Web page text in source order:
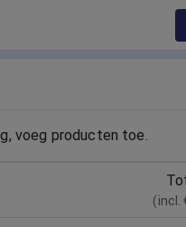
voeg producten toe.
(incl.